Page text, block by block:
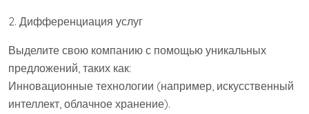
2. Дифференциация услуг
Выделите свою компанию с помощью уникальных
предложений, таких как:
Инновационные технологии (например, искусственный
интеллект, облачное хранение).